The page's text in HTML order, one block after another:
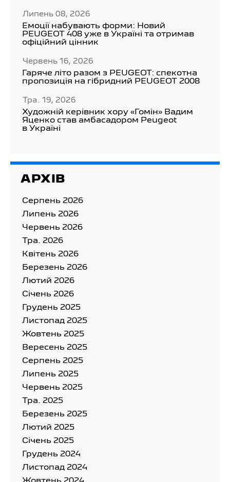
Липень 08, 2026
Емоції набувають форми: Новий
PEUGEOT 408 уже в Україні та отримав
офіційний цінник
Червень 16, 2026
Гаряче літо разом з PEUGEOT: спекотна
пропозиція на гібридний PEUGEOT 2008
Тра. 19, 2026
Художній керівник хору «Гомін» Вадим
Яценко став амбасадором Peugeot
в Україні
АРХІВ
Серпень 2026
Липень 2026
Червень 2026
Тра. 2026
Квітень 2026
Березень 2026
Лютий 2026
Cічень 2026
Грудень 2025
Листопад 2025
Жовтень 2025
Вересень 2025
Серпень 2025
Липень 2025
Червень 2025
Тра. 2025
Березень 2025
Лютий 2025
Cічень 2025
Грудень 2024
Листопад 2024